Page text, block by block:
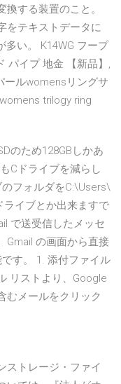
する装置のこと。
をテキストデータに
多い。 K14WG フープ
パイプ 地金 【新品】,
ールwomensリングサ
trilogy ring
のため128GBしかあ
Cドライブを減らし
フォルダをC:\Users\
イブとか出来ますで
で送受信したメッセ
Gmail の画面から直接
す。 1. 添付ファイル
リストより、Google
むメールをクリック
ストレージ・ファイ